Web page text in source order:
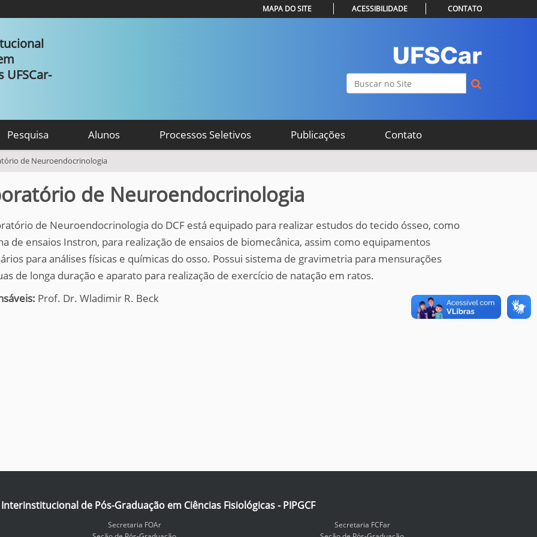
UFSCar-
Busca
MAPA DO SITE ACESSIBILIDADE CONTATO
Pesquisa Alunos Processos Seletivos Publicações Contato
de Neuroendocrinologia
de Neuroendocrinologia
de Neuroendocrinologia do DCF está equipado para realizar estudos do tecido ósseo, como
de ensaios Instron, para realização de ensaios de biomecânica, assim como equipamentos
para análises físicas e químicas do osso. Possui sistema de gravimetria para mensurações
de longa duração e aparato para realização de exercício de natação em ratos.
Prof. Dr. Wladimir R. Beck
de Pós-Graduação em Ciências Fisiológicas - PIPGCF
Secretaria FOAr
Secretaria FCFar